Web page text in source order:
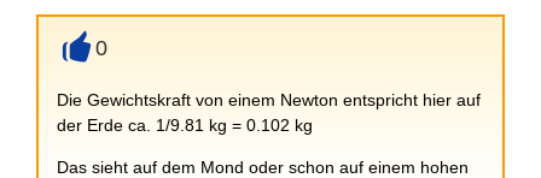
0
Die Gewichtskraft von einem Newton entspricht hier auf
der Erde ca. 1/9.81 kg = 0.102 kg
Das sieht auf dem Mond oder schon auf einem hohen